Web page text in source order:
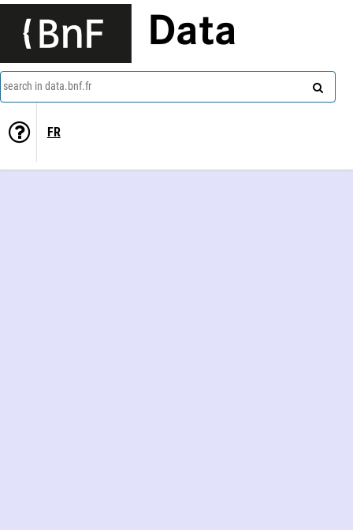
Data
search in data.bnf.fr
FR